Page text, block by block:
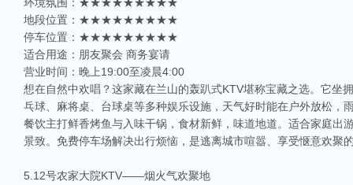
地段位置：★★★★★★★★★
停车位置：★★★★★★★★★
适合用途：朋友聚会 商务宴请
营业时间：晚上19:00至凌晨4:00
想在自然中欢唱？这家藏在兰山的轰趴式KTV堪称宝藏之选。它坐
乓球、麻将桌、台球桌等多种娱乐设施，天气好时能在户外放松，
餐饮主打鲜香烤鱼与入味干锅，食材新鲜，味道地道。适合家庭
景致。免费停车场解决出行烦恼，是逃离城市喧嚣、享受惬意欢聚
5.12号农家大院KTV——烟火气欢聚地